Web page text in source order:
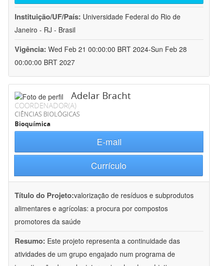
Instituição/UF/País: Universidade Federal do Rio de
Janeiro - RJ - Brasil
Vigência: Wed Feb 21 00:00:00 BRT 2024-Sun Feb 28
00:00:00 BRT 2027
Adelar Bracht
COORDENADOR(A)
CIÊNCIAS BIOLÓGICAS
Bioquímica
E-mail
Currículo
Título do Projeto:valorização de resíduos e subprodutos
alimentares e agrícolas: a procura por compostos
promotores da saúde
Resumo: Este projeto representa a continuidade das
atividades de um grupo engajado num programa de